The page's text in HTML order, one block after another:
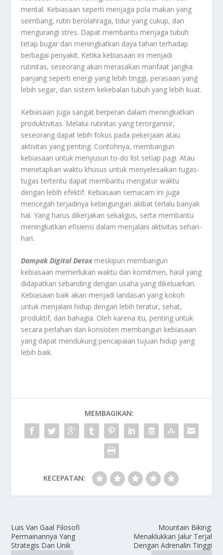
mental. Kebiasaan seperti menjaga pola makan yang
seimbang, rutin berolahraga, tidur yang cukup, dan
mengurangi stres. Dapat membantu menjaga tubuh
tetap bugar dan meningkatkan daya tahan terhadap
berbagai penyakit. Ketika kebiasaan ini menjadi
rutinitas, seseorang akan merasakan manfaat jangka
panjang seperti energi yang lebih tinggi, perasaan yang
lebih segar, dan sistem kekebalan tubuh yang lebih kuat.
Kebiasaan juga sangat berperan dalam meningkatkan
produktivitas. Melalui rutinitas yang terorganisir,
seseorang dapat lebih fokus pada pekerjaan atau
aktivitas yang penting. Contohnya, membangun
kebiasaan untuk menyusun to-do list setiap pagi. Atau
menetapkan waktu khusus untuk menyelesaikan tugas-
tugas tertentu dapat membantu mengatur waktu
dengan lebih efektif. Kebiasaan semacam ini juga
mencegah terjadinya kebingungan akibat terlalu banyak
hal. Yang harus dikerjakan sekaligus, serta membantu
meningkatkan efisiensi dalam menjalani aktivitas sehari-
hari.
Dampak Digital Detoxmeskipun membangun
kebiasaan memerlukan waktu dan komitmen, hasil yang
didapatkan sebanding dengan usaha yang dikeluarkan.
Kebiasaan baik akan menjadi landasan yang kokoh
untuk menjalani hidup dengan lebih teratur, sehat,
produktif, dan bahagia. Oleh karena itu, penting untuk
secara perlahan dan konsisten membangun kebiasaan
yang dapat mendukung pencapaian tujuan hidup yang
lebih baik.
MEMBAGIKAN:
KECEPATAN:
Luis Van Gaal Filosofi
Permainannya Yang
Strategis Dan Unik
Mountain Biking:
Menaklukkan Jalur Terjal
Dengan Adrenalin Tinggi